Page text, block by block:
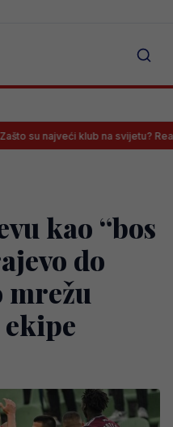
klub na svijetu? Real Madrid
kao “bos
do